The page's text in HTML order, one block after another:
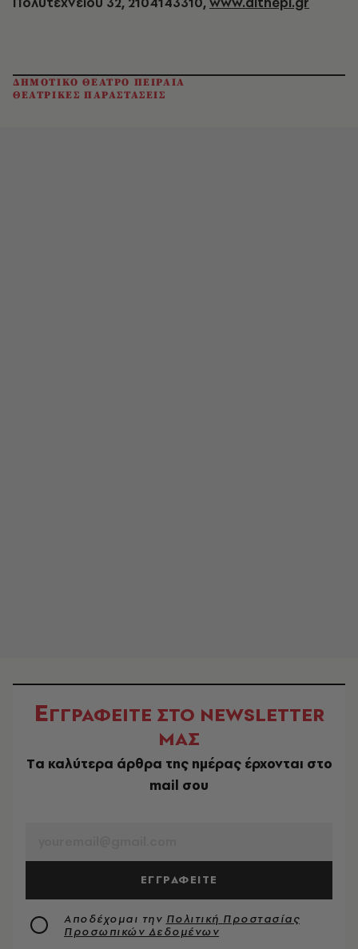
ΔΗΜΟΤΙΚΟ ΘΕΑΤΡΟ ΠΕΙΡΑΙΑ
ΘΕΑΤΡΙΚΕΣ ΠΑΡΑΣΤΑΣΕΙΣ
ΕΓΓΡΑΦΕΙΤΕ ΣΤΟ NEWSLETTER
ΜΑΣ
Tα καλύτερα άρθρα της ημέρας έρχονται στο
mail σου
ΕΓΓΡΑΦΕΙΤΕ
Αποδέχομαι την Πολιτική Προστασίας
Προσωπικών Δεδομένων